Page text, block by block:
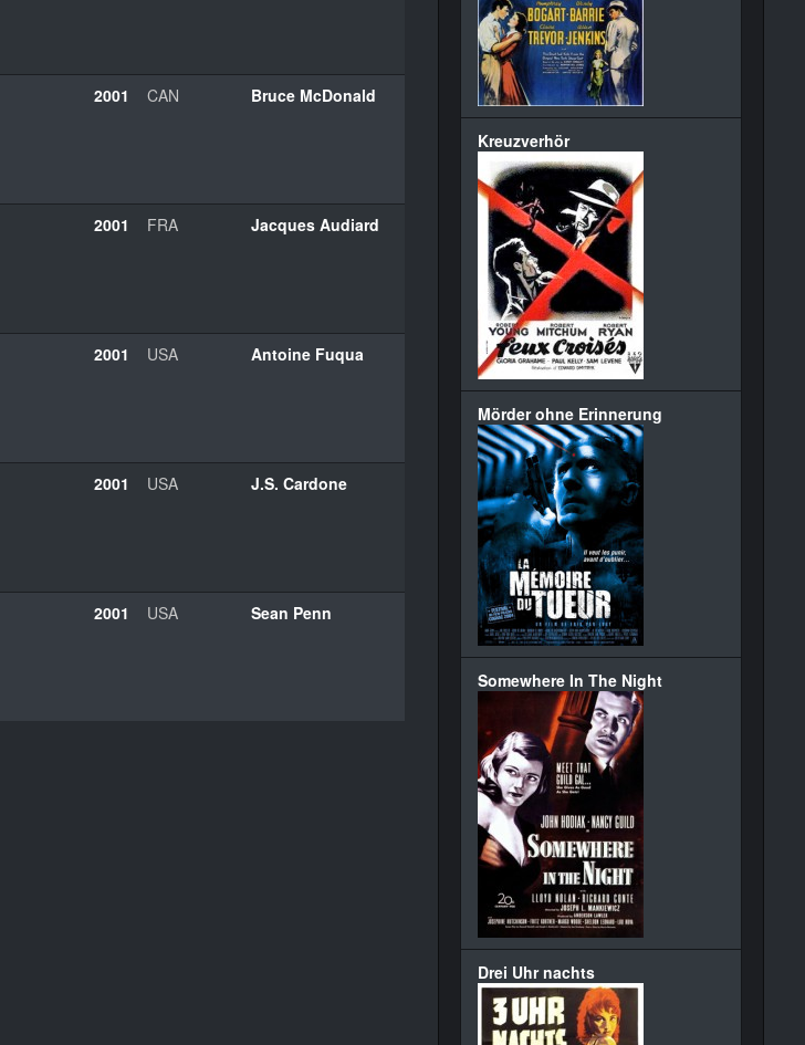
2001 CAN Bruce McDonald
2001 FRA Jacques Audiard
2001 USA Antoine Fuqua
2001 USA J.S. Cardone
2001 USA Sean Penn
Kreuzverhör
Mörder ohne Erinnerung
Somewhere In The Night
Drei Uhr nachts